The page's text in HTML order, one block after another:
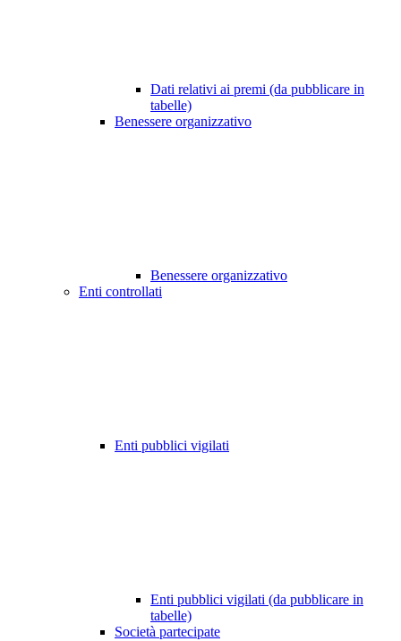
Dati relativi ai premi (da pubblicare in
tabelle)
Benessere organizzativo
Benessere organizzativo
Enti controllati
Enti pubblici vigilati
Enti pubblici vigilati (da pubblicare in
tabelle)
Società partecipate